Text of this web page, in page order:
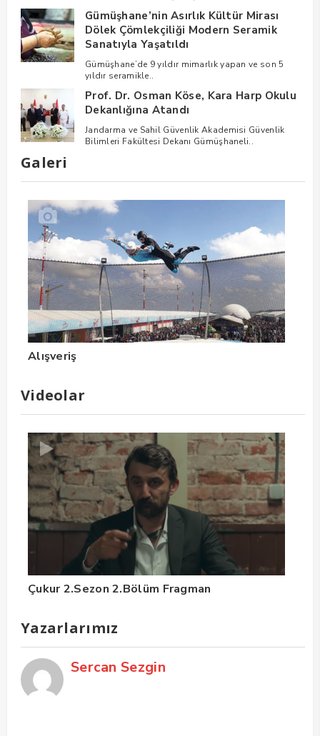
Gümüşhane’nin Asırlık Kültür Mirası
Dölek Çömlekçiliği Modern Seramik
Sanatıyla Yaşatıldı
Gümüşhane’de 9 yıldır mimarlık yapan ve son 5
yıldır seramikle..
Prof. Dr. Osman Köse, Kara Harp Okulu
Dekanlığına Atandı
Jandarma ve Sahil Güvenlik Akademisi Güvenlik
Bilimleri Fakültesi Dekanı Gümüşhaneli..
Galeri
Alışveriş
Videolar
Çukur 2.Sezon 2.Bölüm Fragman
Yazarlarımız
Sercan Sezgin